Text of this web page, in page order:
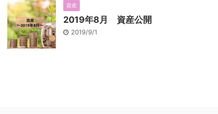
資産
2019年8月 資産公開
2019/9/1